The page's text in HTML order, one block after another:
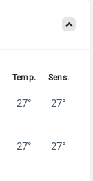
27° 27°
27° 27°